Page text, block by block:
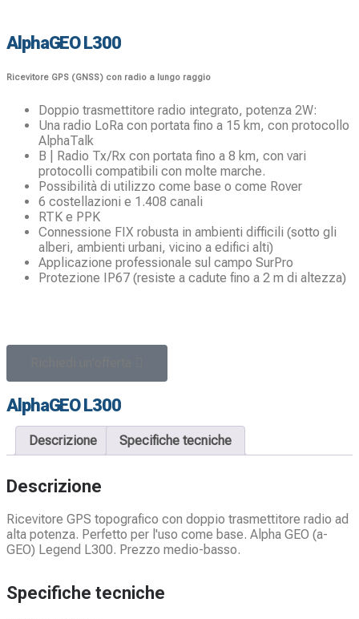
AlphaGEO L300
Ricevitore GPS (GNSS) con radio a lungo raggio
Doppio trasmettitore radio integrato, potenza 2W:
Una radio LoRa con portata fino a 15 km, con protocollo
AlphaTalk
B | Radio Tx/Rx con portata fino a 8 km, con vari
protocolli compatibili con molte marche.
Possibilità di utilizzo come base o come Rover
6 costellazioni e 1.408 canali
RTK e PPK
Connessione FIX robusta in ambienti difficili (sotto gli
alberi, ambienti urbani, vicino a edifici alti)
Applicazione professionale sul campo SurPro
Protezione IP67 (resiste a cadute fino a 2 m di altezza)
AlphaGEO L300
Descrizione Specifiche tecniche
Descrizione
Ricevitore GPS topografico con doppio trasmettitore radio ad
alta potenza. Perfetto per l'uso come base. Alpha GEO (a-
GEO) Legend L300. Prezzo medio-basso.
Specifiche tecniche